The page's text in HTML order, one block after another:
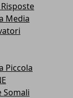
Media
Piccola
Somali